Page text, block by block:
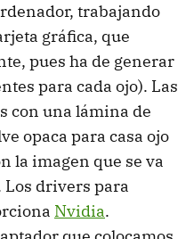
trabajando
gráfica, que
pues ha de generar
para cada ojo). Las
con una lámina de
opaca para casa ojo
la imagen que se va
drivers para
Nvidia.